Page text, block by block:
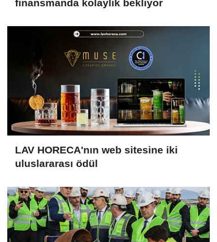
finansmanda kolaylık bekliyor
LAV HORECA'nın web sitesine iki
uluslararası ödül